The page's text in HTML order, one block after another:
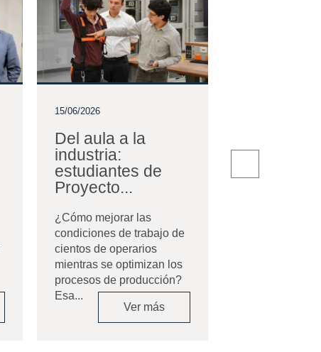
15/06/2026
Del aula a la
industria:
estudiantes de
Proyecto...
¿Cómo mejorar las
condiciones de trabajo de
cientos de operarios
mientras se optimizan los
procesos de producción?
Esa...
Ver más
Ingeniería